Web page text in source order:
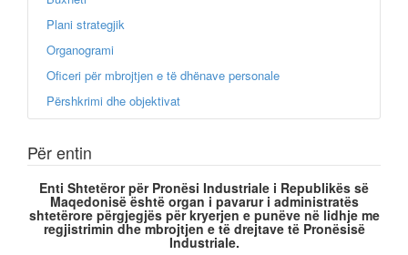
Plani strategjik
Organogrami
Oficeri për mbrojtjen e të dhënave personale
Përshkrimi dhe objektivat
Për entin
Enti Shtetëror për Pronësi Industriale i Republikës së
Maqedonisë është organ i pavarur i administratës
shtetërore përgjegjës për kryerjen e punëve në lidhje me
regjistrimin dhe mbrojtjen e të drejtave të Pronësisë
Industriale.